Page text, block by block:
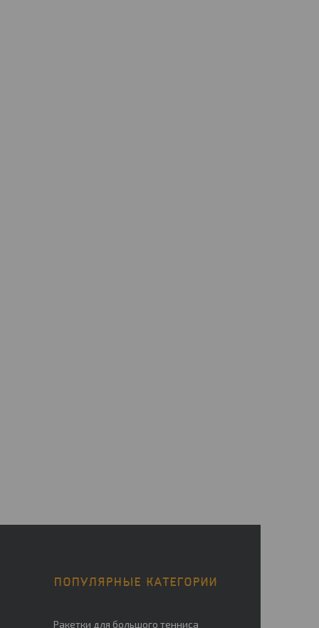
ПОПУЛЯРНЫЕ КАТЕГОРИИ
Ракетки для большого тенниса